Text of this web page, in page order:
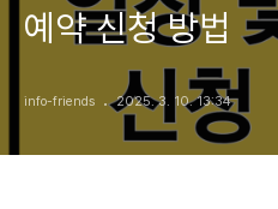
예약 신청 방법
info-friends 2025. 3. 10. 13:34